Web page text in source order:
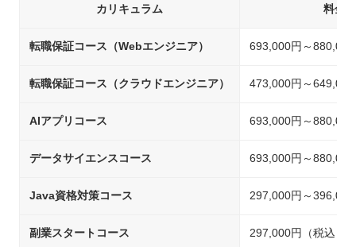
カリキュラム 料金
転職保証コース（Webエンジニア） 693,000円～
転職保証コース（クラウドエンジニア） 473,000円～
AIアプリコース 693,000円～
データサイエンスコース 693,000円～
Java資格対策コース 297,000円～
副業スタートコース 297,000円（税込）